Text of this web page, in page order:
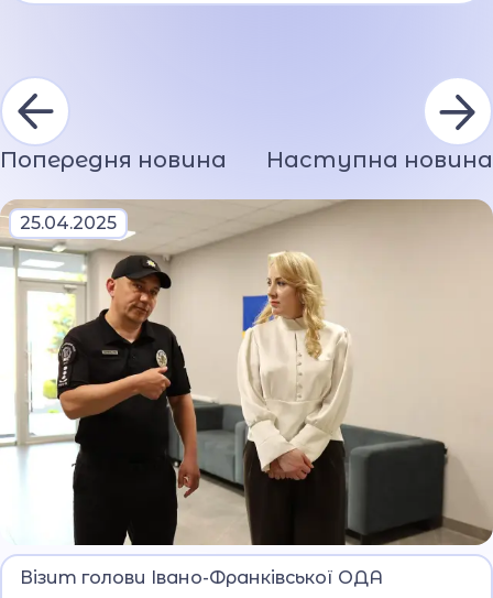
Попередня новина Наступна новина
25.04.2025
До ліцею завітала Світлана Онищук.
Візит голови Івано-Франківської ОДА